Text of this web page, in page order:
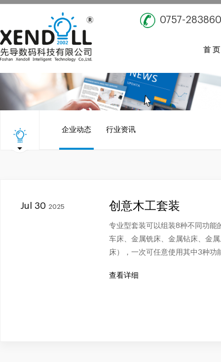
0757-
首 页
企业动态 行业资讯
Jul 30 2025 创意木工套装
专业型套装可以组装8种不同功能
车床、金属铣床、金属钻床、金
床），一次可任意使用其中3种功
查看详细